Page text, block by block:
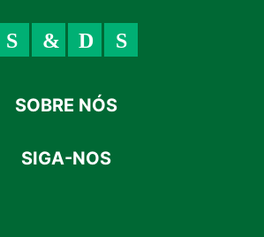
SOBRE NÓS
SIGA-NOS